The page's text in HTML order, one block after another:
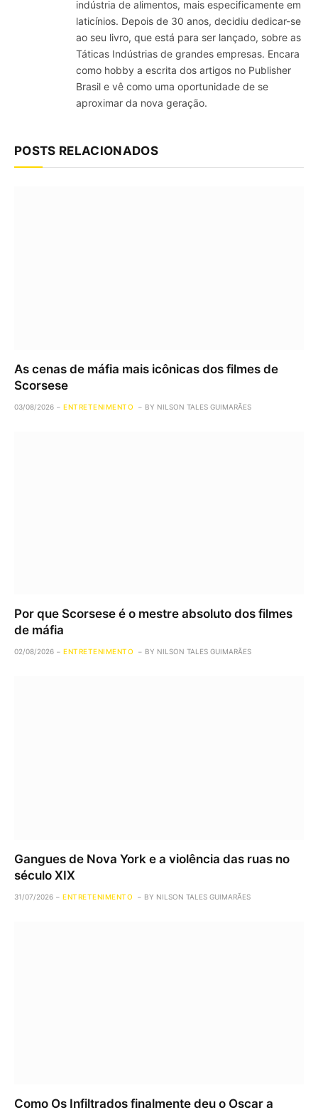
indústria de alimentos, mais especificamente em
laticínios. Depois de 30 anos, decidiu dedicar-se
ao seu livro, que está para ser lançado, sobre as
Táticas Indústrias de grandes empresas. Encara
como hobby a escrita dos artigos no Publisher
Brasil e vê como uma oportunidade de se
aproximar da nova geração.
POSTS RELACIONADOS
As cenas de máfia mais icônicas dos filmes de
Scorsese
03/08/2026 ENTRETENIMENTO BY NILSON TALES GUIMARÃES
Por que Scorsese é o mestre absoluto dos filmes
de máfia
02/08/2026 ENTRETENIMENTO BY NILSON TALES GUIMARÃES
Gangues de Nova York e a violência das ruas no
século XIX
31/07/2026 ENTRETENIMENTO BY NILSON TALES GUIMARÃES
Como Os Infiltrados finalmente deu o Oscar a